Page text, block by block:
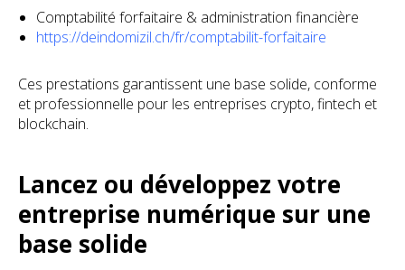
Comptabilité forfaitaire & administration financière
https://deindomizil.ch/fr/comptabilit-forfaitaire
Ces prestations garantissent une base solide, conforme
et professionnelle pour les entreprises crypto, fintech et
blockchain.
Lancez ou développez votre
entreprise numérique sur une
base solide